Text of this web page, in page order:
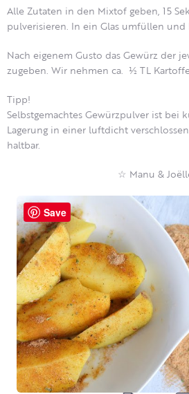
Alle Zutaten in den Mixtof geben, 15
pulverisieren. In ein Glas umfüllen
Nach eigenem Gusto das Gewürz der
zugeben. Wir nehmen ca. ½ TL
Tipp!
Selbstgemachtes Gewürzpulver ist bei
Lagerung in einer luftdicht
haltbar.
☆ Manu &
Save